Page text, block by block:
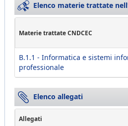
Elenco materie trattate
Materie trattate CNDCEC
B.1.1 - Informatica e sistemi
professionale
Elenco allegati
Allegati